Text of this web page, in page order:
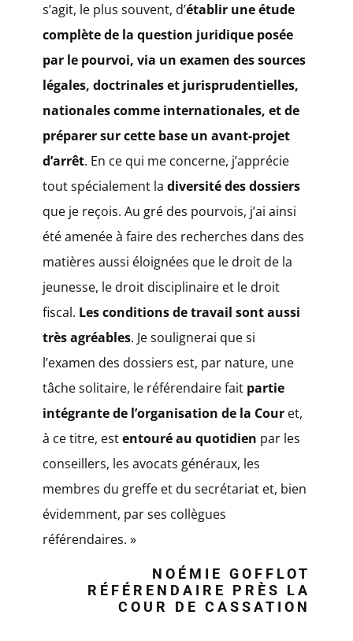
s’agit, le plus souvent, d’établir une étude
complète de la question juridique posée
par le pourvoi, via un examen des sources
légales, doctrinales et jurisprudentielles,
nationales comme internationales, et de
préparer sur cette base un avant-projet
d’arrêt. En ce qui me concerne, j’apprécie
tout spécialement la diversité des dossiers
que je reçois. Au gré des pourvois, j’ai ainsi
été amenée à faire des recherches dans des
matières aussi éloignées que le droit de la
jeunesse, le droit disciplinaire et le droit
fiscal. Les conditions de travail sont aussi
très agréables. Je soulignerai que si
l’examen des dossiers est, par nature, une
tâche solitaire, le référendaire fait partie
intégrante de l’organisation de la Cour et,
à ce titre, estentouré au quotidien par les
conseillers, les avocats généraux, les
membres du greffe et du secrétariat et, bien
évidemment, par ses collègues
référendaires. »
NOÉMIE GOFFLOT
RÉFÉRENDAIRE PRÈS LA
COUR DE CASSATION